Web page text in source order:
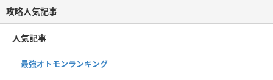
攻略人気記事
人気記事
最強オトモンランキング